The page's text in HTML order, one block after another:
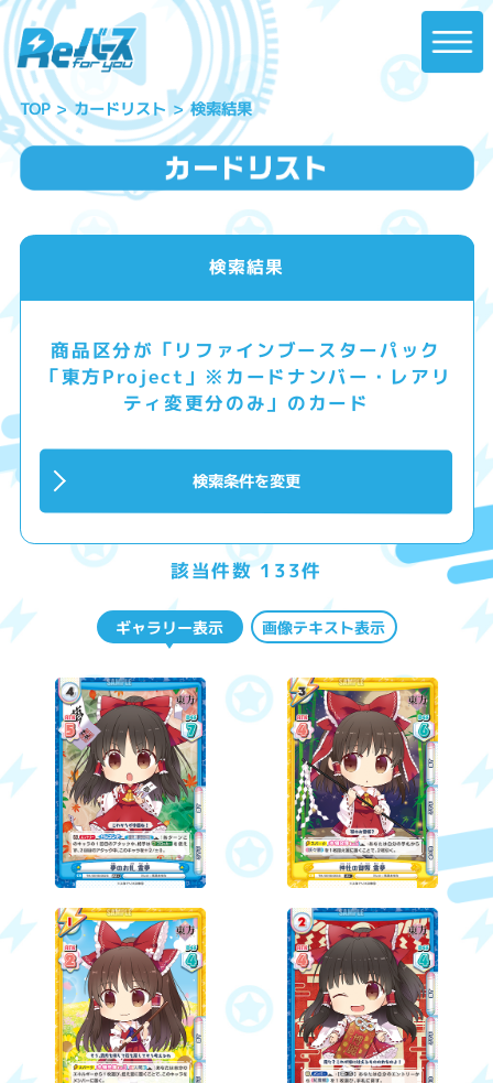
TOP カードリスト 検索結果
検索結果
商品区分が「リファインブースターパック
「東方Project」※カードナンバー・レアリ
ティ変更分のみ」のカード
検索条件を変更
該当件数 133件
ギャラリー表示 画像テキスト表示